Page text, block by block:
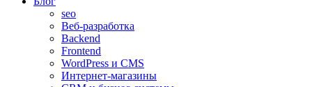
seo
Веб-разработка
Backend
Frontend
WordPress и CMS
Интернет-магазины